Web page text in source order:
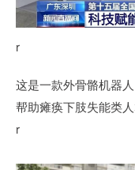
r
这是一款外骨骼机器
帮助瘫痪下肢失能类人
r